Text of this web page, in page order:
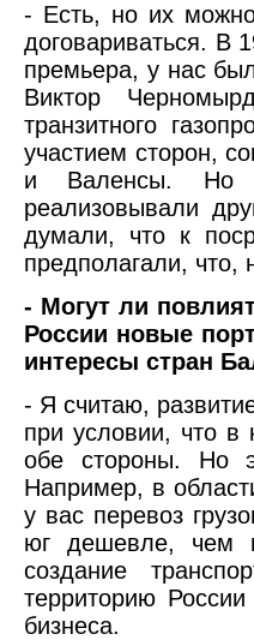
- Есть, но их
договариваться. В
премьера, у нас
Виктор
транзитного
участием сторон,
и Валенсы. Но
реализовывали
думали, что к
предполагали, что,
- Могут ли
России новые
интересы стран
- Я считаю,
при условии, что в
обе стороны. Но
Например, в
у вас перевоз
юг дешевле, чем
создание
территорию
бизнеса.